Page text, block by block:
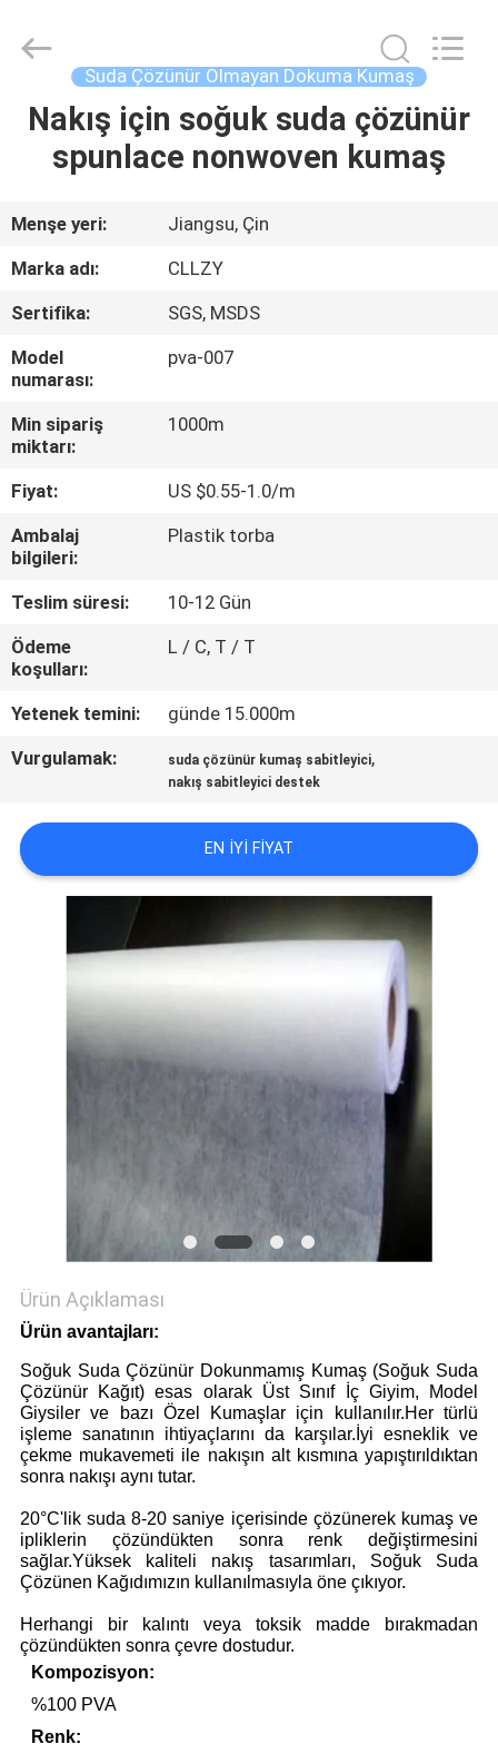
EVDE
BIZIM
HAKKIMIZDA
FABRIKA
TURU
KALITE
HABERLER
BIR
HARITASI
POLICY
Materials
Rights
Reserved.
Suda Çözünür Olmayan Dokuma Kumaş
Nakış için soğuk suda çözünür
spunlace nonwoven kumaş
Menşe yeri:
Jiangsu, Çin
Marka adı:
CLLZY
Sertifika:
SGS, MSDS
Model
numarası:
pva-007
Min sipariş
miktarı:
1000m
Fiyat:
US $0.55-1.0/m
Ambalaj
bilgileri:
Plastik torba
Teslim süresi:
10-12 Gün
Ödeme
koşulları:
L / C, T / T
Yetenek temini:
günde 15.000m
Vurgulamak:
suda çözünür kumaş sabitleyici,
nakış sabitleyici destek
EN IYI FIYAT
Ürün Açıklaması
Ürün avantajları:
Soğuk Suda Çözünür Dokunmamış Kumaş (Soğuk Suda
Çözünür Kağıt) esas olarak Üst Sınıf İç Giyim, Model
Giysiler ve bazı Özel Kumaşlar için kullanılır.Her türlü
işleme sanatının ihtiyaçlarını da karşılar.İyi esneklik ve
çekme mukavemeti ile nakışın alt kısmına yapıştırıldıktan
sonra nakışı aynı tutar.
20°C'lik suda 8-20 saniye içerisinde çözünerek kumaş ve
ipliklerin çözündükten sonra renk değiştirmesini
sağlar.Yüksek kaliteli nakış tasarımları, Soğuk Suda
Çözünen Kağıdımızın kullanılmasıyla öne çıkıyor.
Herhangi bir kalıntı veya toksik madde bırakmadan
çözündükten sonra çevre dostudur.
Kompozisyon:
%100 PVA
Renk: